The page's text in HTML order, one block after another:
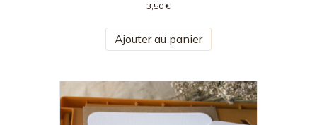
3,50€
Ajouter au panier